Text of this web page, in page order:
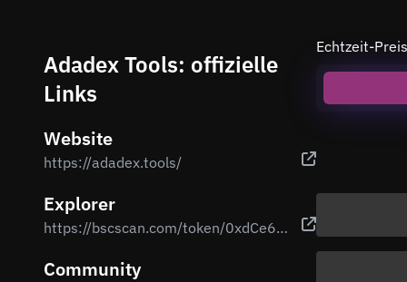
Adadex Tools: offizielle
Links
Website
https://adadex.tools/
Explorer
https://bscscan.com/token/0xdCe6380B9D2D8beAC66B0fba2604c51519d24d77
Community
Echtzeit-